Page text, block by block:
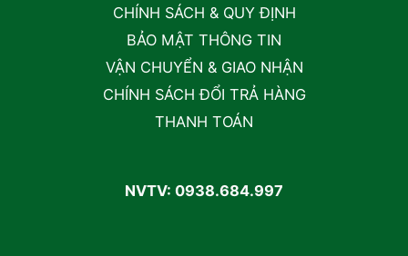
CHÍNH SÁCH & QUY ĐỊNH
BẢO MẬT THÔNG TIN
VẬN CHUYỂN & GIAO NHẬN
CHÍNH SÁCH ĐỔI TRẢ HÀNG
THANH TOÁN
NVTV: 0938.684.997